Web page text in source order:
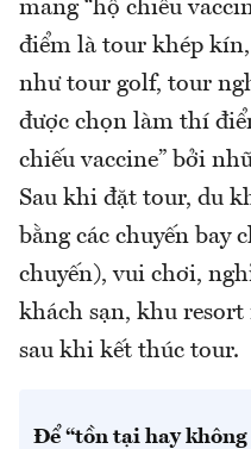
mang “hộ chiếu
điểm là tour khép
như tour golf, tour
được chọn làm thí
chiếu vaccine” bởi
Sau khi đặt tour, du
bằng các chuyến bay
chuyến), vui chơi,
khách sạn, khu
sau khi kết thúc tour.
Để “tồn tại hay